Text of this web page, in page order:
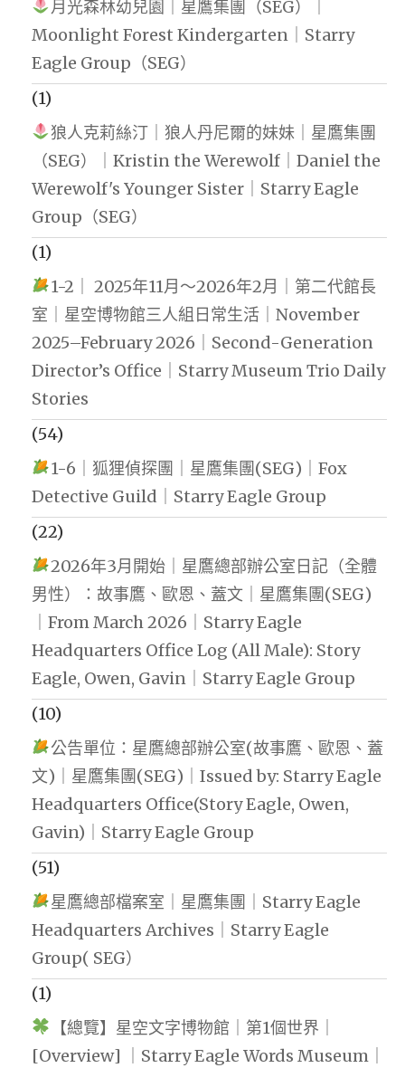
月光森林幼兒園｜星鷹集團（SEG）｜
Moonlight Forest Kindergarten｜Starry
Eagle Group（SEG）
(1)
狼人克莉絲汀｜狼人丹尼爾的妹妹｜星鷹集團
（SEG）｜Kristin the Werewolf｜Daniel the
Werewolf's Younger Sister｜Starry Eagle
Group（SEG）
(1)
1-2｜ 2025年11月～2026年2月｜第二代館長
室｜星空博物館三人組日常生活｜November
2025–February 2026｜Second-Generation
Director’s Office｜Starry Museum Trio Daily
Stories
(54)
1-6｜狐狸偵探團｜星鷹集團(SEG)｜Fox
Detective Guild｜Starry Eagle Group
(22)
2026年3月開始｜星鷹總部辦公室日記（全體
男性）：故事鷹、歐恩、蓋文｜星鷹集團(SEG)
｜From March 2026｜Starry Eagle
Headquarters Office Log (All Male): Story
Eagle, Owen, Gavin｜Starry Eagle Group
(10)
公告單位：星鷹總部辦公室(故事鷹、歐恩、蓋
文)｜星鷹集團(SEG)｜Issued by: Starry Eagle
Headquarters Office(Story Eagle, Owen,
Gavin)｜Starry Eagle Group
(51)
星鷹總部檔案室｜星鷹集團｜Starry Eagle
Headquarters Archives｜Starry Eagle
Group( SEG）
(1)
【總覽】星空文字博物館｜第1個世界｜
[Overview] ｜Starry Eagle Words Museum｜